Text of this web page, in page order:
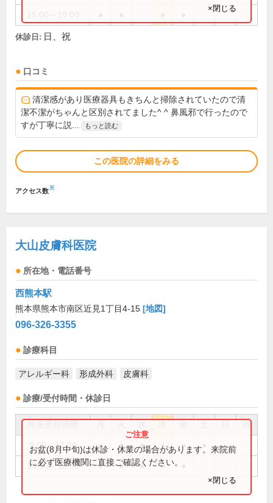
×閉じる
休診日: 日、祝
口コミ
清潔感があり医療器具もきちんと掃除されていたので清
潔不潔がちゃんと区別されてました^ ^ 鼻風邪で行ったので
すが丁寧に説...
もっと読む
この医院の詳細をみる
アクセス数※
大山皮膚科医院
所在地・電話番号
西熊本駅
熊本県熊本市南区近見1丁目4-15 [地図]
096-326-3355
診療科目
アレルギー科 形成外科 皮膚科
診療/受付時間・休診日
祝
9:00～12:30 ● ● ● ● ●
14:00～18:00 ● ● ● ●
お盆(8月中旬)は休診・休業の場合があります。来院前
に必ず医療機関に直接ご確認ください。
×閉じる